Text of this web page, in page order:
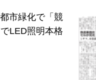
市緑化で「競
LED照明本格